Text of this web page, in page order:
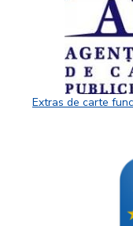
Extras de carte